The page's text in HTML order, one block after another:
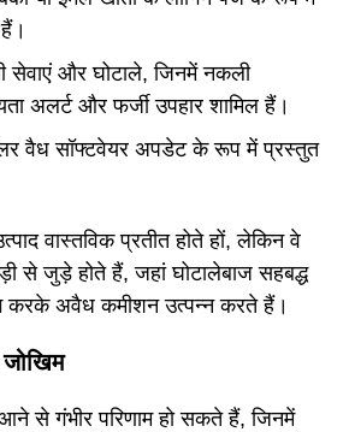
सेवाएं और घोटाले, जिनमें नकली
अलर्ट और फर्जी उपहार शामिल हैं।
वैध सॉफ्टवेयर अपडेट के रूप में प्रस्तुत
वास्तविक प्रतीत होते हों, लेकिन वे
से जुड़े होते हैं, जहां घोटालेबाज सहबद्ध
करके अवैध कमीशन उत्पन्न करते हैं।
से गंभीर परिणाम हो सकते हैं, जिनमें